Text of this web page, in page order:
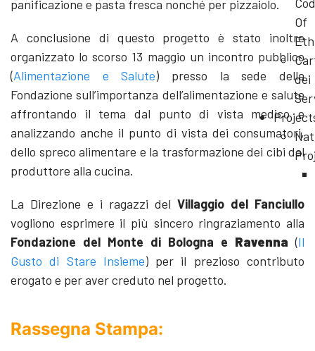
Of
dei
panificazione e pasta fresca nonché per pizzaiolo.
A conclusione di questo progetto è stato inoltre
organizzato lo scorso 13 maggio un incontro pubblico
(Alimentazione e Salute) presso la sede della
Fondazione sull’importanza dell’alimentazione e salute
affrontando il tema dal punto di vista medico e
analizzando anche il punto di vista dei consumatori,
dello spreco alimentare e la trasformazione dei cibi dal
produttore alla cucina.
La Direzione e i ragazzi del Villaggio del Fanciullo
vogliono esprimere il più sincero ringraziamento alla
Fondazione del Monte di Bologna e Ravenna (Il
Gusto di Stare Insieme) per il prezioso contributo
erogato e per aver creduto nel progetto.
Rassegna Stampa: